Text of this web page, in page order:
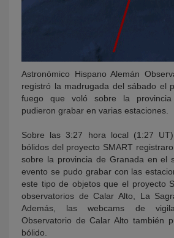
Astronómico Hispano Alemán
registró la madrugada del sábado el
fuego que voló sobre la
pudieron grabar en varias estaciones.
Sobre las 3:27 hora local (1:27
bólidos del proyecto SMART
sobre la provincia de Granada en el
evento se pudo grabar con las
este tipo de objetos que el proyecto
observatorios de Calar Alto, La
Además, las webcams de
Observatorio de Calar Alto también
bólido.